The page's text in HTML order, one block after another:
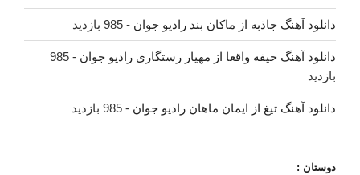
دانلود آهنگ جاذبه از ماکان بند رادیو جوان - 985 بازدید
دانلود آهنگ حیفه واقعا از مهیار رستگاری رادیو جوان
- 985
بازدید
دانلود آهنگ تیغ از ایمان ماهان رادیو جوان - 985 بازدید
دوستان :